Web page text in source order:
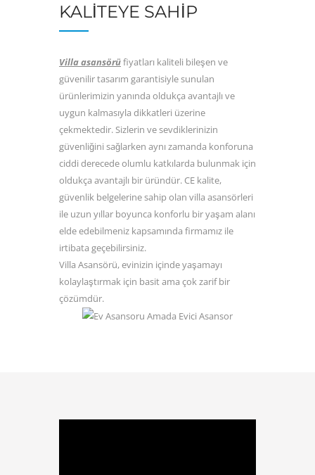
KALITEYE SAHIP
Villa asansörüfiyatları kaliteli bileşen ve
güvenilir tasarım garantisiyle sunulan
ürünlerimizin yanında oldukça avantajlı ve
uygun kalmasıyla dikkatleri üzerine
çekmektedir. Sizlerin ve sevdiklerinizin
güvenliğini sağlarken aynı zamanda konforuna
ciddi derecede olumlu katkılarda bulunmak için
oldukça avantajlı bir üründür. CE kalite,
güvenlik belgelerine sahip olan villa asansörleri
ile uzun yıllar boyunca konforlu bir yaşam alanı
elde edebilmeniz kapsamında firmamız ile
irtibata geçebilirsiniz.
Villa Asansörü, evinizin içinde yaşamayı
kolaylaştırmak için basit ama çok zarif bir
çözümdür.